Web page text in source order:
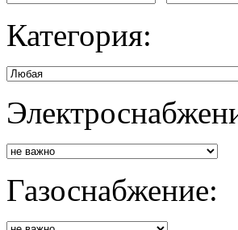
Категория:
Газоснабжение: